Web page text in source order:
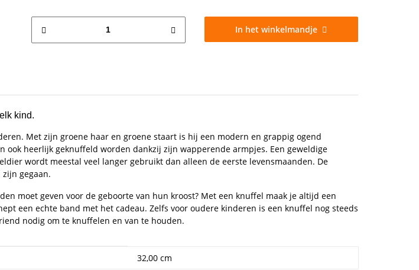
In het winkelmandje
kind.
Met zijn groene haar en groene staart is hij een modern en grappig ogend
heerlijk geknuffeld worden dankzij zijn wapperende armpjes. Een geweldige
wordt meestal veel langer gebruikt dan alleen de eerste levensmaanden. De
gegaan.
moet geven voor de geboorte van hun kroost? Met een knuffel maak je altijd een
een echte band met het cadeau. Zelfs voor oudere kinderen is een knuffel nog steeds
nodig om te knuffelen en van te houden.
32,00 cm